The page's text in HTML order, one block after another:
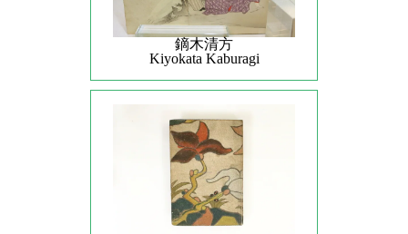
鏑木清方
Kiyokata Kaburagi